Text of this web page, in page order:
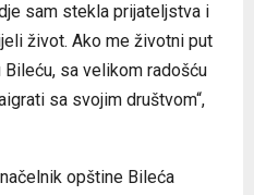
sam stekla prijateljstva i
život. Ako me životni put
sa velikom radošću
sa svojim društvom“,
opštine Bileća